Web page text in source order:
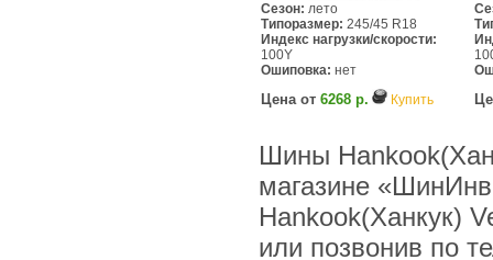
Сезон: лето
Типоразмер: 245/45 R18
Индекс нагрузки/скорости:
100Y
Ошиповка: нет
Цена от 6268 р. Купить
Шины
магазине
Hankook(Ханкук)
или позвонив по